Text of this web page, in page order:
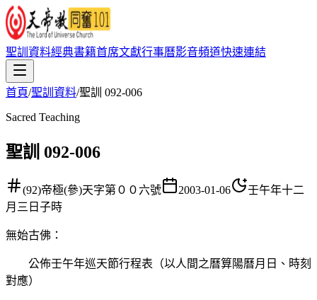
聖訓資料經典書籍首席文獻行事曆影音頻道快速連結
首頁/聖訓資料/聖訓 092-006
Sacred Teaching
聖訓 092-006
(92)帝極(參)天字第００六號 2003-01-06
壬午年十二
月三日子時
無始古佛 ：
公佈壬午年巡天節行程表（以人間之曆算陽曆月日、時刻
對應）